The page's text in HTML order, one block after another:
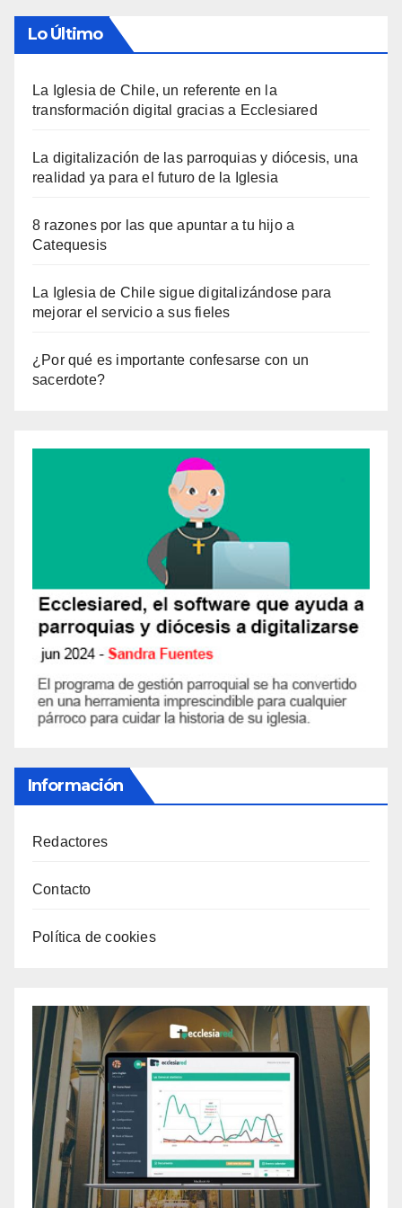
Lo Último
La Iglesia de Chile, un referente en la
transformación digital gracias a Ecclesiared
La digitalización de las parroquias y diócesis, una
realidad ya para el futuro de la Iglesia
8 razones por las que apuntar a tu hijo a
Catequesis
La Iglesia de Chile sigue digitalizándose para
mejorar el servicio a sus fieles
¿Por qué es importante confesarse con un
sacerdote?
Información
Redactores
Contacto
Política de cookies